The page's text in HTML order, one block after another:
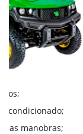
condicionado;
as manobras;